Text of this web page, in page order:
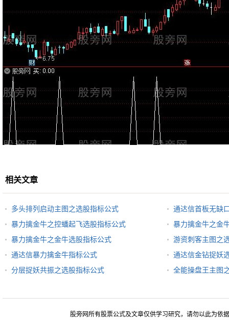
相关文章
多头排列启动主图之选股指标公式
通达信首板无缺
暴力擒金牛之控蟠起飞选股指标公式
暴力擒金牛之金
暴力擒金牛之金牛选股指标公式
游资刺客主图之
通达信暴力擒金牛指标公式
通达信金钻捉妖
分层捉妖共振之选股指标公式
全能操盘王主图
股旁网所有股票公式及文章仅供学习研究，请勿以此为依